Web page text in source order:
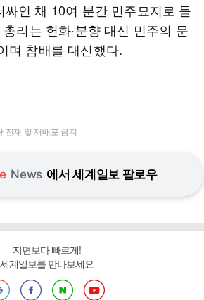
싸인 채 10여 분간 민주묘지로 들
리는 헌화·분향 대신 민주의 문
며 참배를 대신했다.
재 및 재배포 금지
e News 에서 세계일보 팔로우
지면보다 빠르게!
세계일보를 만나보세요